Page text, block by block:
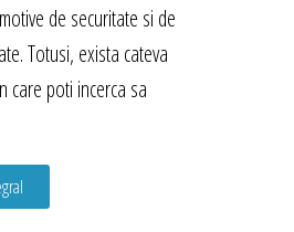
de securitate si de
Totusi, exista cateva
care poti incerca sa